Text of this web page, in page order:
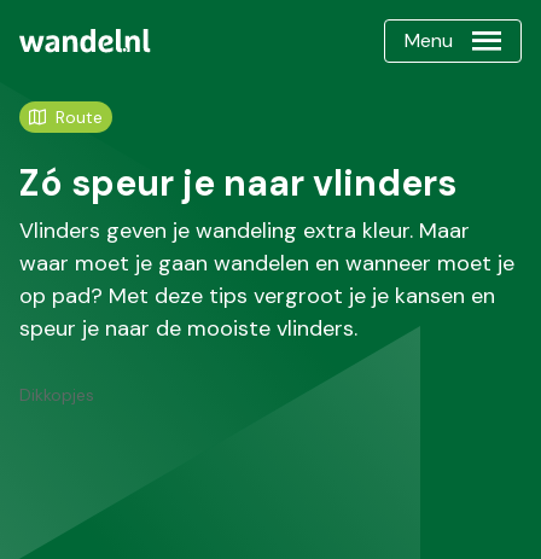
Menu
Route
Zó speur je naar vlinders
Vlinders geven je wandeling extra kleur. Maar
waar moet je gaan wandelen en wanneer moet je
op pad? Met deze tips vergroot je je kansen en
speur je naar de mooiste vlinders.
Dikkopjes